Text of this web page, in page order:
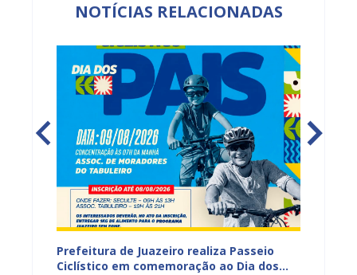
NOTÍCIAS RELACIONADAS
Prefeitura de Juazeiro realiza Passeio
Ciclístico em comemoração ao Dia dos